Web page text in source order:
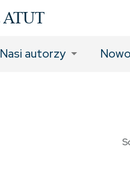
Nasi autorzy